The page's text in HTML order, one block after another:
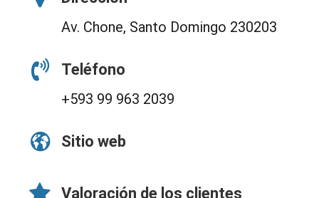
Av. Chone, Santo Domingo 230203
Teléfono
+593 99 963 2039
Sitio web
Valoración de los clientes